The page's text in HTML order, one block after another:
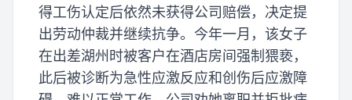
得工伤认定后依然未获得公司赔偿，决定提
出劳动仲裁并继续抗争。今年一月，该女子
在出差湖州时被客户在酒店房间强制猥亵，
此后被诊断为急性应激反应和创伤后应激障